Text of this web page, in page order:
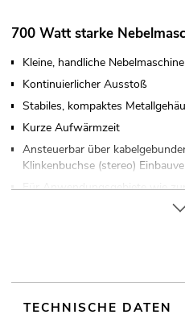
700 Watt starke
Kleine, handliche
Kontinuierlicher Ausstoß
Stabiles, kompaktes
Kurze Aufwärmzeit
Ansteuerbar über
Klinkenbuchse (stereo)
Für Anwendungsgebiete wie
Partykeller; Mobile DJs /
TECHNISCHE DATEN